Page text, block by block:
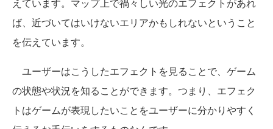
えています。マップ上で禍々しい光のエフェクトがあれ
ば、近づいてはいけないエリアかもしれないということ
を伝えています。
ユーザーはこうしたエフェクトを見ることで、ゲーム
の状態や状況を知ることができます。つまり、エフェク
トはゲームが表現したいことをユーザーに分かりやすく